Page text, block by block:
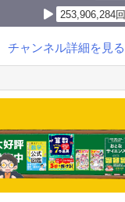
253,906,284回
チャンネル詳細を見る